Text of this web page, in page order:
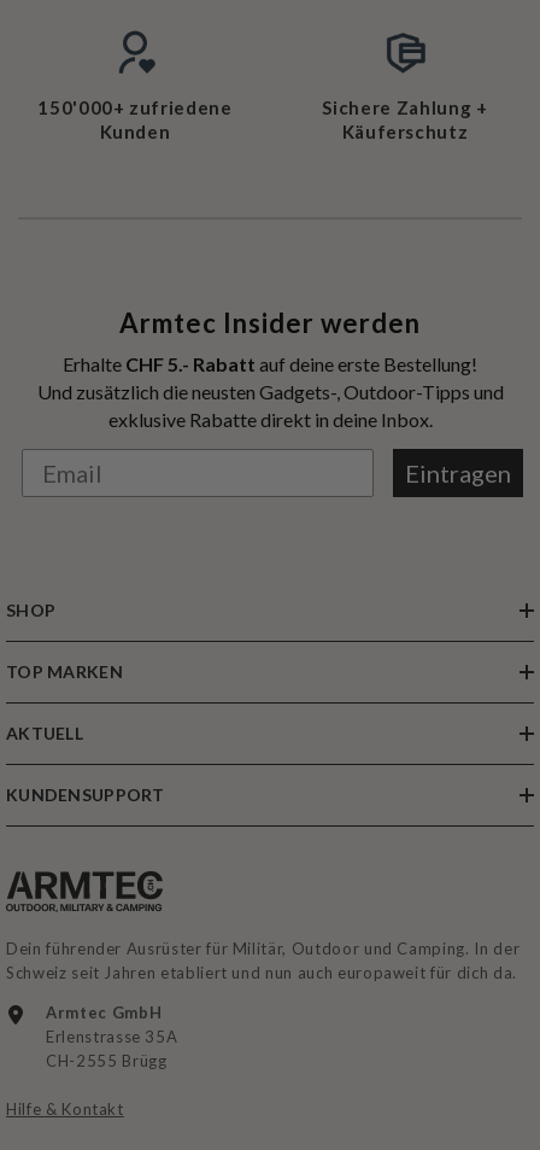
150'000+ zufriedene
Kunden
Sichere Zahlung +
Käuferschutz
Armtec Insider werden
Erhalte CHF 5.- Rabatt auf deine erste Bestellung!
Und zusätzlich die neusten Gadgets-, Outdoor-Tipps und
exklusive Rabatte direkt in deine Inbox.
Eintragen
SHOP
TOP MARKEN
AKTUELL
KUNDENSUPPORT
Dein führender Ausrüster für Militär, Outdoor und Camping. In der
Schweiz seit Jahren etabliert und nun auch europaweit für dich da.
Armtec GmbH
Erlenstrasse 35A
CH-2555 Brügg
Hilfe & Kontakt